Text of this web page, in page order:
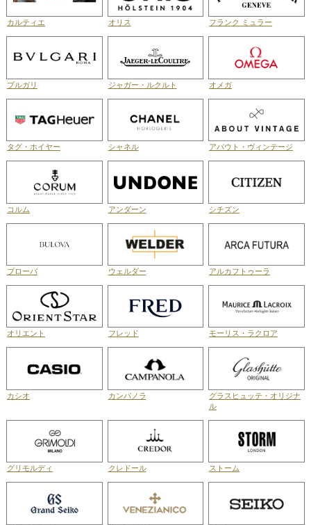
カルティエ オリス フランク ミュラー
ブルガリ ジャガー・ルクルト オメガ
タグ・ホイヤー シャネル アバウト・ヴィンテージ
コルム アンダーン シチズン
ブローバ ウェルダー アルカフトゥーラ
オリエント フレッド モーリス・ラクロア
カシオ カンパノラ
グラスヒュッテ・オリジナ
ル
グリモルディ クレドール ストーム